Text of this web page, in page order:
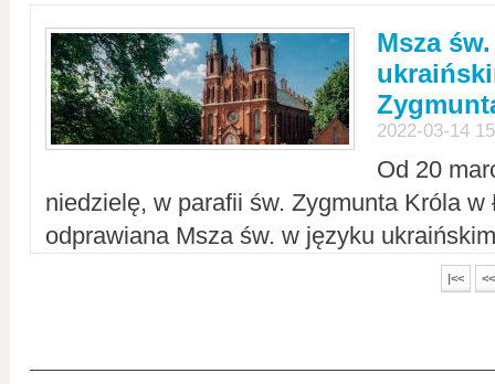
Msza
2022-03-14
Od 20
niedzielę, w parafii św. Zygmunta Króla w
odprawiana Msza św. w języku
|<< <<